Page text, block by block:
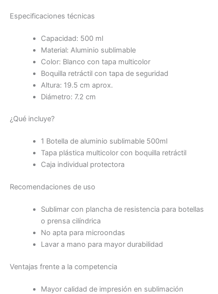
Especificaciones técnicas
Capacidad: 500 ml
Material: Aluminio sublimable
Color: Blanco con tapa multicolor
Boquilla retráctil con tapa de seguridad
Altura: 19.5 cm aprox.
Diámetro: 7.2 cm
¿Qué incluye?
1 Botella de aluminio sublimable 500ml
Tapa plástica multicolor con boquilla retráctil
Caja individual protectora
Recomendaciones de uso
Sublimar con plancha de resistencia para botellas
o prensa cilíndrica
No apta para microondas
Lavar a mano para mayor durabilidad
Ventajas frente a la competencia
Mayor calidad de impresión en sublimación